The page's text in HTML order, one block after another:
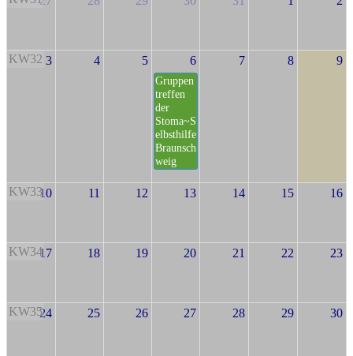
KW32 3 4 5 6
Gruppen
treffen
der
Stoma~S
elbsthilfe
Braunsch
weig
7 8 9
KW3310 11 12 13 14 15 16
KW3417 18 19 20 21 22 23
KW3524 25 26 27 28 29 30